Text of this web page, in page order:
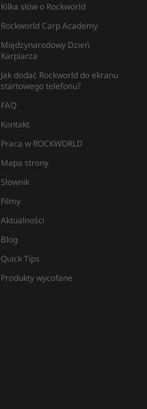
Kilka słów o Rockworld
Rockworld Carp Academy
Międzynarodowy Dzień
Karpiarza
Jak dodać Rockworld do ekranu
startowego telefonu?
FAQ
Kontakt
Praca w ROCKWORLD
Mapa strony
Słownik
Filmy
Aktualności
Blog
Quick Tips
Produkty wycofane